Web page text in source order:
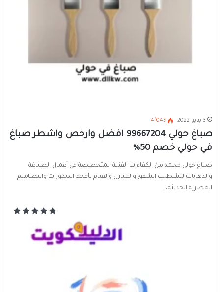
3 يناير، 2022 4٬043
صباغ حولي 99667204 افضل وارخص واشطر صباغ
في حولي خصم 50%
صباغ حولي محمد من الكفاءات الفنية المتخصصة في أعمال الصباغة
والدهانات لتشطيب الشقق والمنازل والقيام بأفخم الديكورات والتصاميم
العصرية الحديثة،…